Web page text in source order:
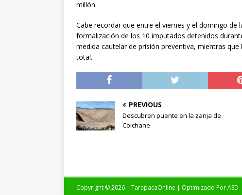
millón.
Cabe recordar que entre el viernes y el domingo de
formalización de los 10 imputados detenidos
medida cautelar de prisión preventiva, mientras
total.
PREVIOUS
Descubren puente en la zanja de
Colchane
Copyright © 2026 | TarapacaOnline | Optimizado PorASD